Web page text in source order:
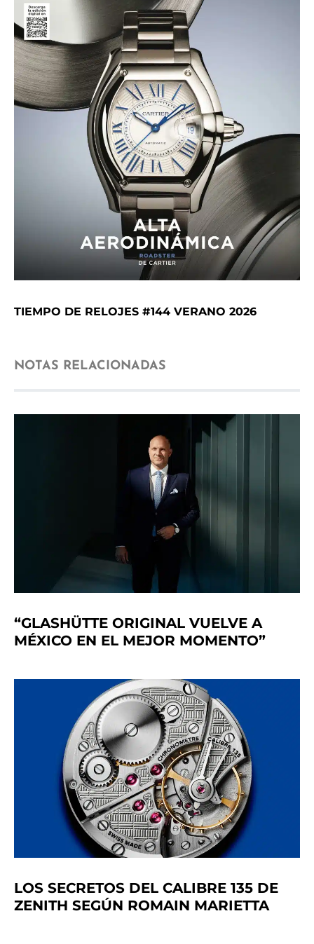
TIEMPO DE RELOJES #144 VERANO 2026
NOTAS RELACIONADAS
“GLASHÜTTE ORIGINAL VUELVE A
MÉXICO EN EL MEJOR MOMENTO”
LOS SECRETOS DEL CALIBRE 135 DE
ZENITH SEGÚN ROMAIN MARIETTA